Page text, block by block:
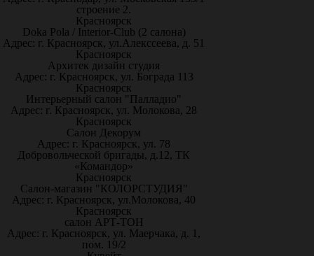
строение 2.
Красноярск
Doka Pola / Interior-Club (2 салона)
Адрес: г. Красноярск, ул.Алекссеева, д. 51
Красноярск
Архитек дизайн студия
Адрес: г. Красноярск, ул. Бограда 113
Красноярск
Интерьерный салон "Палладио"
Адрес: г. Красноярск, ул. Молокова, 28
Красноярск
Салон Декорум
Адрес: г. Красноярск, ул. 78
Добровольческой бригады, д.12, ТК
«Командор»
Красноярск
Салон-магазин "КОЛОРСТУДИЯ"
Адрес: г. Красноярск, ул.Молокова, 40
Красноярск
салон АРТ-ТОН
Адрес: г. Красноярск, ул. Маерчака, д. 1,
пом. 19/2